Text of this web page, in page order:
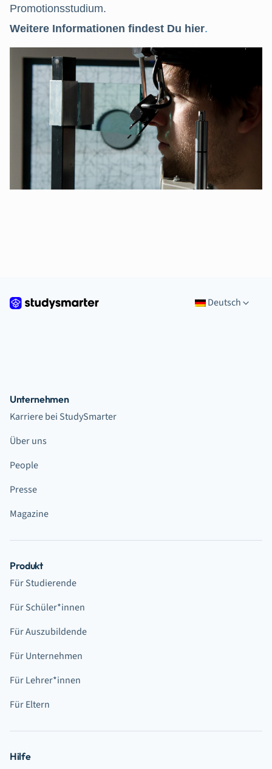
Promotionsstudium.
Weitere Informationen findest Du hier.
Deutsch
Unternehmen
Karriere bei StudySmarter
Über uns
People
Presse
Magazine
Produkt
Für Studierende
Für Schüler*innen
Für Auszubildende
Für Unternehmen
Für Lehrer*innen
Für Eltern
Hilfe